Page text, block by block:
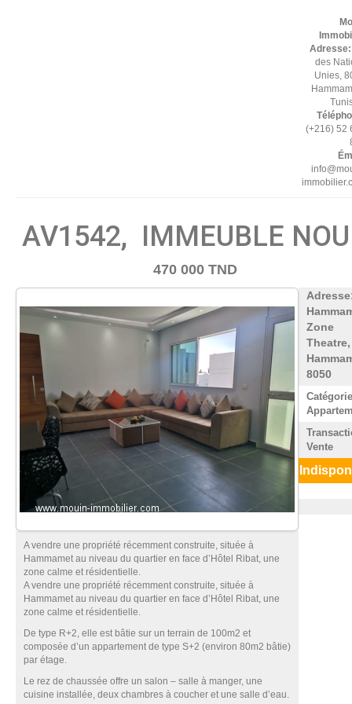
des
Unies,
(+216) 52
AV1542, IMMEUBLE
470 000 TND
A vendre une propriété récemment construite, située à
Hammamet au niveau du quartier en face d’Hôtel Ribat, une
zone calme et résidentielle.
A vendre une propriété récemment construite, située à
Hammamet au niveau du quartier en face d’Hôtel Ribat, une
zone calme et résidentielle.
De type R+2, elle est bâtie sur un terrain de 100m2 et
composée d’un appartement de type S+2 (environ 80m2 bâtie)
par étage.
Le rez de chaussée offre un salon – salle à manger, une
cuisine installée, deux chambres à coucher et une salle d’eau.
Zone
Theatre,
8050
Vente